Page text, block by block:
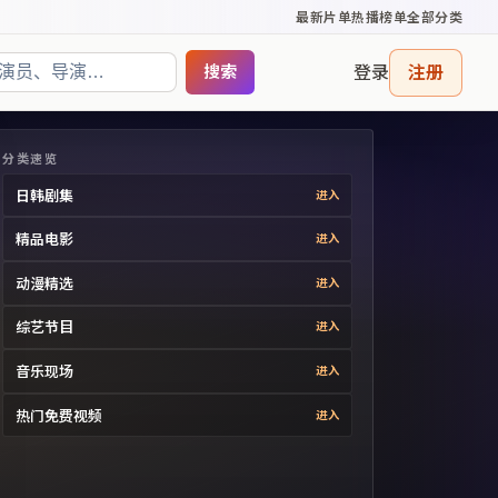
最新片单热播榜单全部分类
搜索 登录 注册
分类速览
日韩剧集 进入
精品电影 进入
动漫精选 进入
综艺节目 进入
音乐现场 进入
热门免费视频 进入